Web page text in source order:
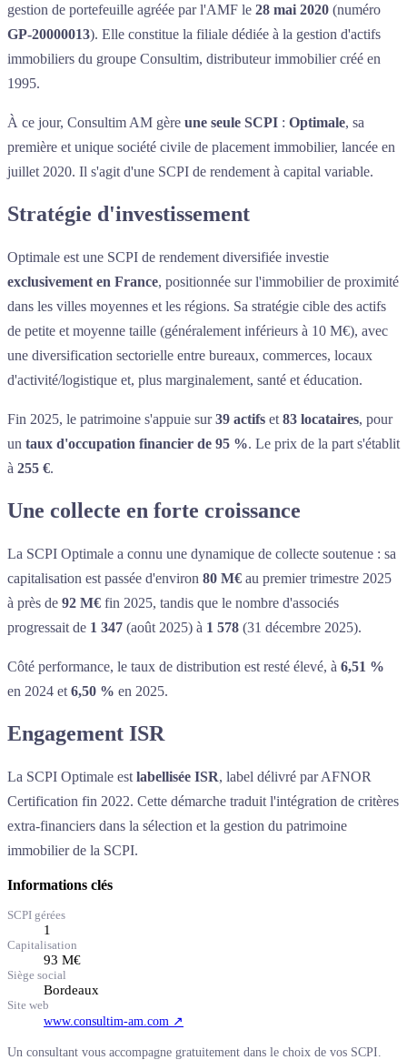
gestion de portefeuille agréée par l'AMF le 28 mai 2020 (numéro
GP-20000013). Elle constitue la filiale dédiée à la gestion d'actifs
immobiliers du groupe Consultim, distributeur immobilier créé en
1995.
À ce jour, Consultim AM gère une seule SCPI : Optimale, sa
première et unique société civile de placement immobilier, lancée en
juillet 2020. Il s'agit d'une SCPI de rendement à capital variable.
Stratégie d'investissement
Optimale est une SCPI de rendement diversifiée investie
exclusivement en France, positionnée sur l'immobilier de proximité
dans les villes moyennes et les régions. Sa stratégie cible des actifs
de petite et moyenne taille (généralement inférieurs à 10 M€), avec
une diversification sectorielle entre bureaux, commerces, locaux
d'activité/logistique et, plus marginalement, santé et éducation.
Fin 2025, le patrimoine s'appuie sur39 actifs et 83 locataires, pour
un taux d'occupation financier de 95 %. Le prix de la part s'établit
à 255 €.
Une collecte en forte croissance
La SCPI Optimale a connu une dynamique de collecte soutenue : sa
capitalisation est passée d'environ 80 M€ au premier trimestre 2025
à près de 92 M€ fin 2025, tandis que le nombre d'associés
progressait de 1 347 (août 2025) à 1 578 (31 décembre 2025).
Côté performance, le taux de distribution est resté élevé, à 6,51 %
en 2024 et 6,50 % en 2025.
Engagement ISR
La SCPI Optimale est labellisée ISR, label délivré par AFNOR
Certification fin 2022. Cette démarche traduit l'intégration de critères
extra-financiers dans la sélection et la gestion du patrimoine
immobilier de la SCPI.
Informations clés
SCPI gérées
1
Capitalisation
93 M€
Siège social
Bordeaux
Site web
www.consultim-am.com ↗
Un consultant vous accompagne gratuitement dans le choix de vos SCPI.